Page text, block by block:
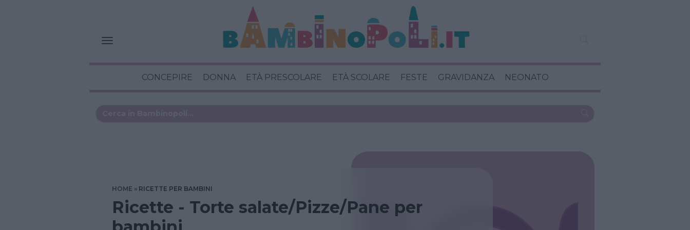
CONCEPIRE DONNA ETÀ PRESCOLARE ETÀ SCOLARE FESTE GRAVIDANZA NEONATO
HOME RICETTE PER BAMBINI
Ricette - Torte salate/Pizze/Pane per